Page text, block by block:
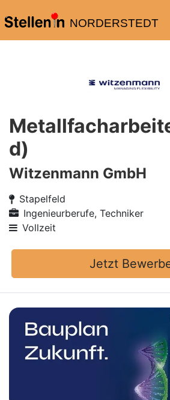
NORDERSTEDT
d)
Witzenmann GmbH
Stapelfeld
Ingenieurberufe, Techniker
Vollzeit
Jetzt